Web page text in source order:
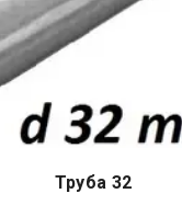
Труба 32